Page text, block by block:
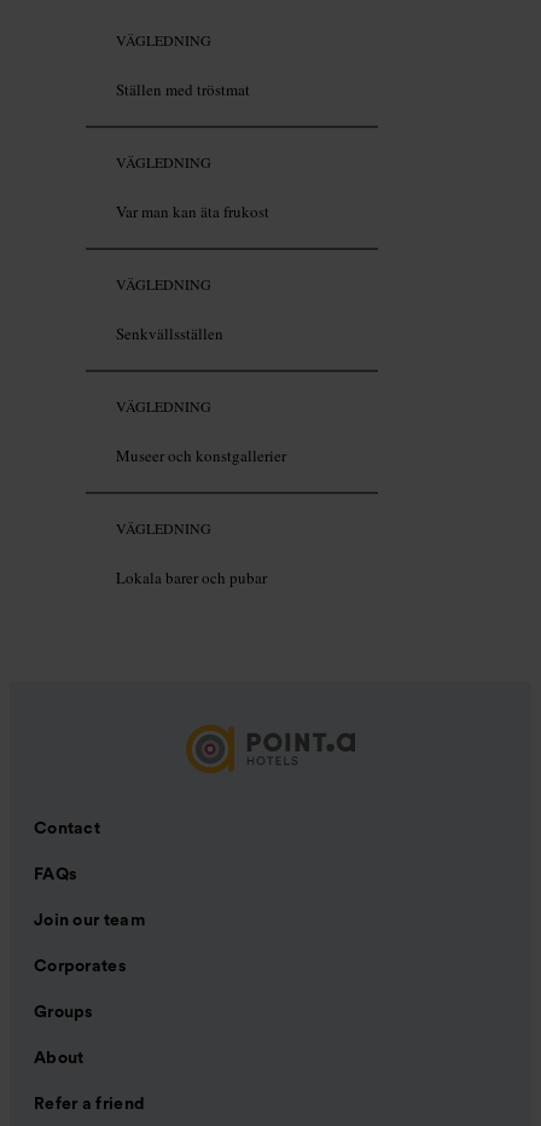
VÄGLEDNING
Ställen med tröstmat
VÄGLEDNING
Var man kan äta frukost
VÄGLEDNING
Senkvällsställen
VÄGLEDNING
Museer och konstgallerier
VÄGLEDNING
Lokala barer och pubar
Contact
FAQs
Join our team
Corporates
Groups
About
Refer a friend